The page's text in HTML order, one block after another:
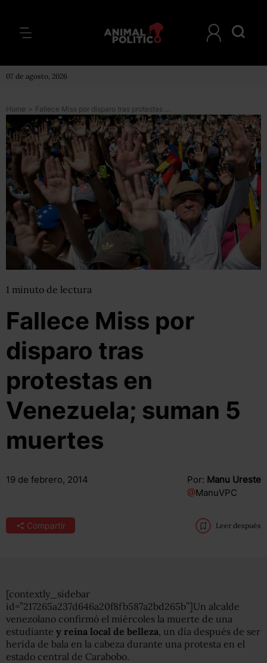
07 de agosto, 2026
Home > Fallece Miss por disparo tras protestas en Venezuela; suman 5 muertes
1 minuto de lectura
Fallece Miss por
disparo tras
protestas en
Venezuela; suman 5
muertes
19 de febrero, 2014 Por: Manu Ureste
@ManuVPC
Compartir Leer después
[contextly_sidebar
id=”217265a237d646a20f8fb587a2bd265b”]Un alcalde
venezolano confirmó el miércoles la muerte de una
estudiante y reina local de belleza, un día después de ser
herida de bala en la cabeza durante una protesta en el
estado central de Carabobo.